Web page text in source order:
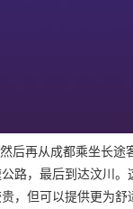
再从成都乘坐长
路，最后到达汶川
，但可以提供更为